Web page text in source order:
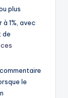
plus
1%, avec
de
le